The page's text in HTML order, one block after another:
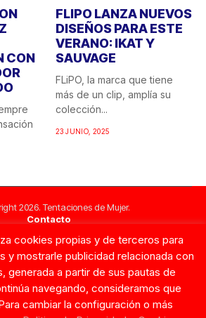
CON
FLIPO LANZA NUEVOS
DISEÑOS PARA ESTE
VERANO: IKAT Y
SAUVAGE
FLiPO, la marca que tiene
más de un clip, amplía su
colección...
23 JUNIO, 2025
2026. Tentaciones de Mujer.
Contacto
cookies propias y de terceros para
y mostrarle publicidad relacionada con
generada a partir de sus pautas de
navegando, consideramos que
cambiar la configuración o más